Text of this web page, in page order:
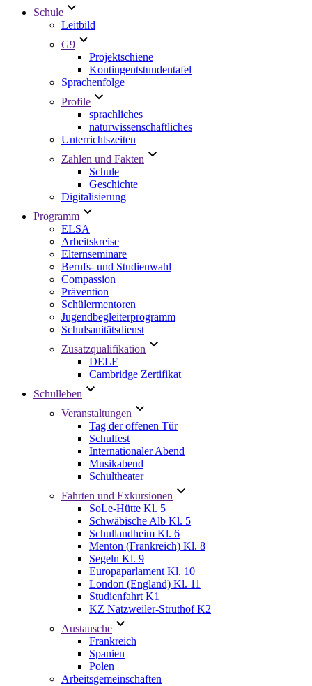
Schule
Leitbild
G9
Projektschiene
Kontingentstundentafel
Sprachenfolge
Profile
sprachliches
naturwissenschaftliches
Unterrichtszeiten
Zahlen und Fakten
Schule
Geschichte
Digitalisierung
Programm
ELSA
Arbeitskreise
Elternseminare
Berufs- und Studienwahl
Compassion
Prävention
Schülermentoren
Jugendbegleiterprogramm
Schulsanitätsdienst
Zusatzqualifikation
DELF
Cambridge Zertifikat
Schulleben
Veranstaltungen
Tag der offenen Tür
Schulfest
Internationaler Abend
Musikabend
Schultheater
Fahrten und Exkursionen
SoLe-Hütte Kl. 5
Schwäbische Alb Kl. 5
Schullandheim Kl. 6
Menton (Frankreich) Kl. 8
Segeln Kl. 9
Europaparlament Kl. 10
London (England) Kl. 11
Studienfahrt K1
KZ Natzweiler-Struthof K2
Austausche
Frankreich
Spanien
Polen
Arbeitsgemeinschaften